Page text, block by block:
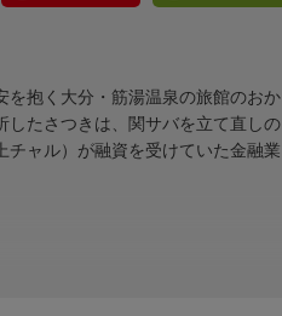
を抱く大分・筋湯温泉の旅館のおか
したさつきは、関サバを立て直しの
チャル）が融資を受けていた金融業